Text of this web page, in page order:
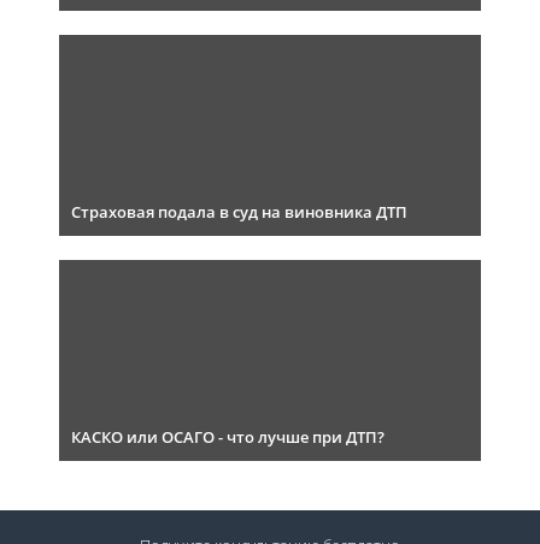
Страховая подала в суд на виновника ДТП
КАСКО или ОСАГО - что лучше при ДТП?